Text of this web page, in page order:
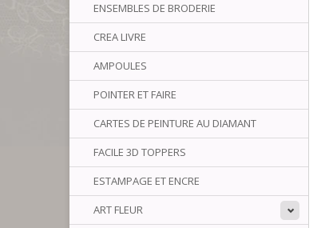
ENSEMBLES DE BRODERIE
CREA LIVRE
AMPOULES
POINTER ET FAIRE
CARTES DE PEINTURE AU DIAMANT
FACILE 3D TOPPERS
ESTAMPAGE ET ENCRE
ART FLEUR